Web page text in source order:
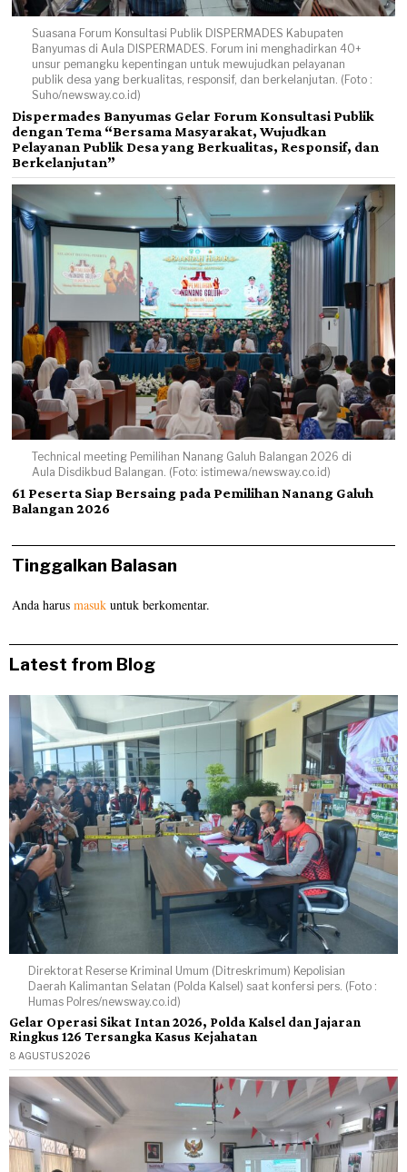
Suasana Forum Konsultasi Publik DISPERMADES Kabupaten
Banyumas di Aula DISPERMADES. Forum ini menghadirkan 40+
unsur pemangku kepentingan untuk mewujudkan pelayanan
publik desa yang berkualitas, responsif, dan berkelanjutan. (Foto :
Suho/newsway.co.id)
Dispermades Banyumas Gelar Forum Konsultasi Publik
dengan Tema “Bersama Masyarakat, Wujudkan
Pelayanan Publik Desa yang Berkualitas, Responsif, dan
Berkelanjutan”
Technical meeting Pemilihan Nanang Galuh Balangan 2026 di
Aula Disdikbud Balangan. (Foto: istimewa/newsway.co.id)
61 Peserta Siap Bersaing pada Pemilihan Nanang Galuh
Balangan 2026
Tinggalkan Balasan
Anda harusmasuk untuk berkomentar.
Latest from Blog
Direktorat Reserse Kriminal Umum (Ditreskrimum) Kepolisian
Daerah Kalimantan Selatan (Polda Kalsel) saat konfersi pers. (Foto :
Humas Polres/newsway.co.id)
Gelar Operasi Sikat Intan 2026, Polda Kalsel dan Jajaran
Ringkus 126 Tersangka Kasus Kejahatan
8 AGUSTUS 2026